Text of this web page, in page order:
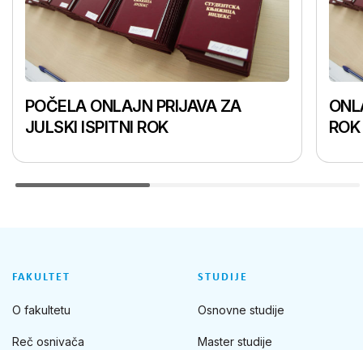
POČELA ONLAJN PRIJAVA ZA
JULSKI ISPITNI ROK
FAKULTET
O fakultetu
Reč osnivača
STUDIJE
Osnovne studije
Master studije